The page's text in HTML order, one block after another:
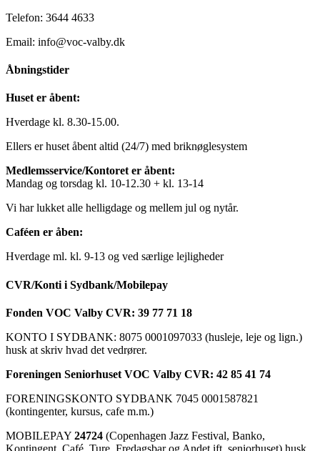
Telefon: 3644 4633
Email: info@voc-valby.dk
Åbningstider
Huset er åbent:
Hverdage kl. 8.30-15.00.
Ellers er huset åbent altid (24/7) med briknøglesystem
Medlemsservice/Kontoret er åbent:
Mandag og torsdag kl. 10-12.30 + kl. 13-14
Vi har lukket alle helligdage og mellem jul og nytår.
Caféen er åben:
Hverdage ml. kl. 9-13 og ved særlige lejligheder
CVR/Konti i Sydbank/Mobilepay
Fonden VOC Valby CVR: 39 77 71 18
KONTO I SYDBANK: 8075 0001097033 (husleje, leje og lign.)
husk at skriv hvad det vedrører.
Foreningen Seniorhuset VOC Valby CVR: 42 85 41 74
FORENINGSKONTO SYDBANK 7045 0001587821
(kontingenter, kursus, cafe m.m.)
MOBILEPAY 24724 (Copenhagen Jazz Festival, Banko,
Kontingent, Café, Ture, Fredagsbar og Andet ift. seniorhuset) husk